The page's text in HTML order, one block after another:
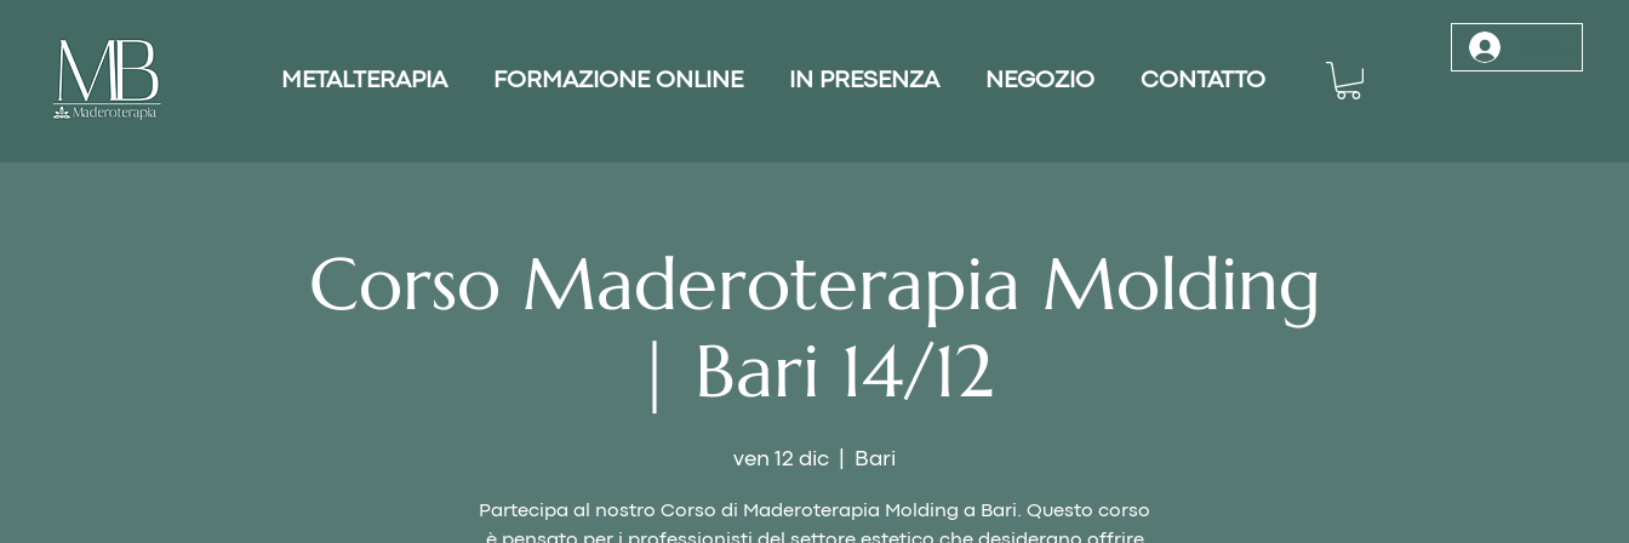
METALTERAPIA FORMAZIONE ONLINE IN PRESENZA NEGOZIO CONTATTO
Corso Maderoterapia Molding
| Bari 14/12
ven 12 dic Bari
Partecipa al nostro Corso di Maderoterapia Molding a Bari. Questo corso